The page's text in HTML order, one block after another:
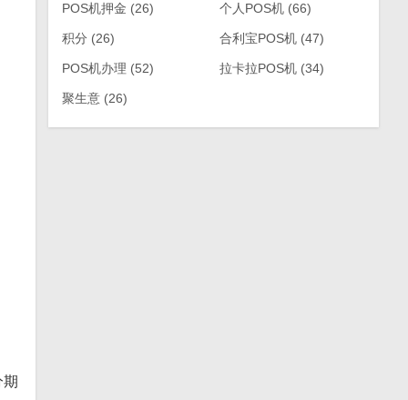
POS机押金 (26) 个人POS机(66)
积分 (26) 合利宝POS机(47)
POS机办理 (52) 拉卡拉POS机(34)
聚生意(26)